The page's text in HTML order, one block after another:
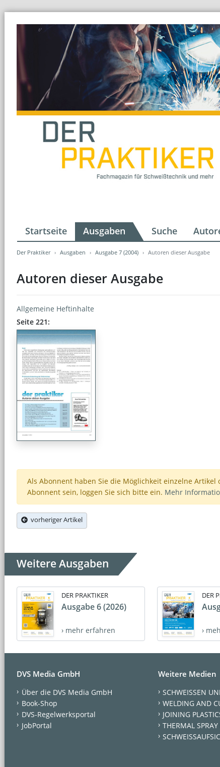
Startseite Ausgaben Suche
Der Praktiker Ausgaben Ausgabe 7 (2004) Autoren dieser Ausgabe
Autoren dieser Ausgabe
Allgemeine Heftinhalte
Seite 221:
Als Abonnent haben Sie die Möglichkeit einzelne
Abonnent sein, loggen Sie sich bitte ein. Mehr
vorheriger Artikel
Weitere Ausgaben
DER PRAKTIKER
Ausgabe 6 (2026)
› mehr erfahren
DER
›
DVS Media GmbH
Über die DVS Media GmbH
Book-Shop
DVS-Regelwerksportal
JobPortal
Weitere Medien
SCHWEISSEN
WELDING AND
JOINING
THERMAL